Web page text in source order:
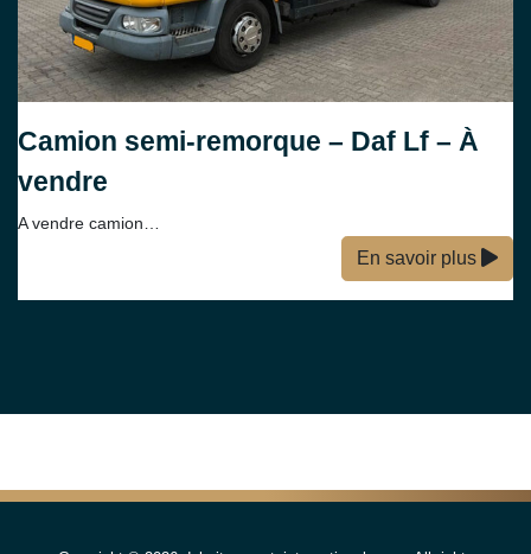
Camion semi-remorque – Daf Lf – À
vendre
A vendre camion…
En savoir plus